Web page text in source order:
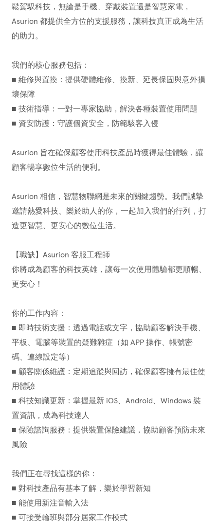
鬆駕馭科技，無論是手機、穿戴裝置還是智慧家電，
Asurion 都提供全方位的支援服務，讓科技真正成為生活
的助力。
我們的核心服務包括：
■ 維修與置換：提供硬體維修、換新、延長保固與意外損
壞保障
■ 技術指導：一對一專家協助，解決各種裝置使用問題
■ 資安防護：守護個資安全，防範駭客入侵
Asurion 旨在確保顧客使用科技產品時獲得最佳體驗，讓
顧客暢享數位生活的便利。
Asurion 相信，智慧物聯網是未來的關鍵趨勢。我們誠摯
邀請熱愛科技、樂於助人的你，一起加入我們的行列，打
造更智慧、更安心的數位生活。
【職缺】Asurion 客服工程師
你將成為顧客的科技英雄，讓每一次使用體驗都更順暢、
更安心！
你的工作內容：
■ 即時技術支援：透過電話或文字，協助顧客解決手機、
平板、電腦等裝置的疑難雜症（如 APP 操作、帳號密
碼、連線設定等）
■ 顧客關係維護：定期追蹤與回訪，確保顧客擁有最佳使
用體驗
■ 科技知識更新：掌握最新 iOS、Android、Windows 裝
置資訊，成為科技達人
■ 保險諮詢服務：提供裝置保險建議，協助顧客預防未來
風險
我們正在尋找這樣的你：
■ 對科技產品有基本了解，樂於學習新知
■ 能使用新注音輸入法
■ 可接受輪班與部分居家工作模式